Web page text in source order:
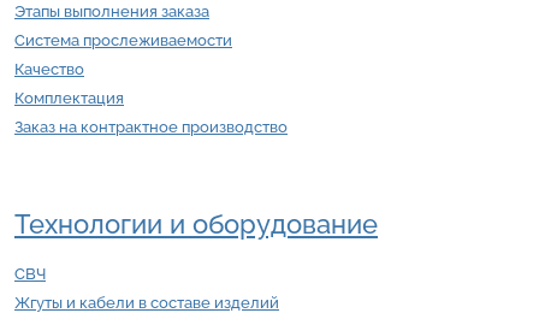
Этапы выполнения заказа
Система прослеживаемости
Качество
Комплектация
Заказ на контрактное производство
Технологии и оборудование
СВЧ
Жгуты и кабели в составе изделий